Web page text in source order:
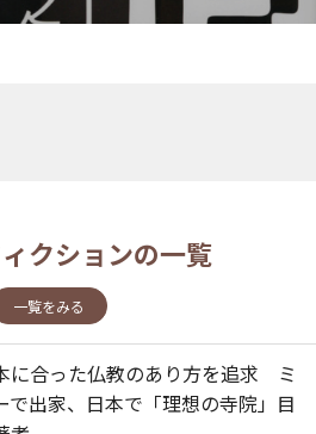
クションの一覧
一覧をみる
に合った仏教のあり方を追求 ミ
で出家、日本で「理想の寺院」目